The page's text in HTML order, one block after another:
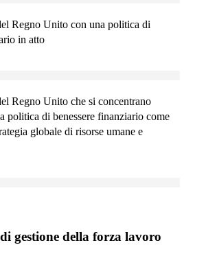
Regno Unito con una politica di
in atto
Regno Unito che si concentrano
politica di benessere finanziario come
globale di risorse umane e
gestione della forza lavoro